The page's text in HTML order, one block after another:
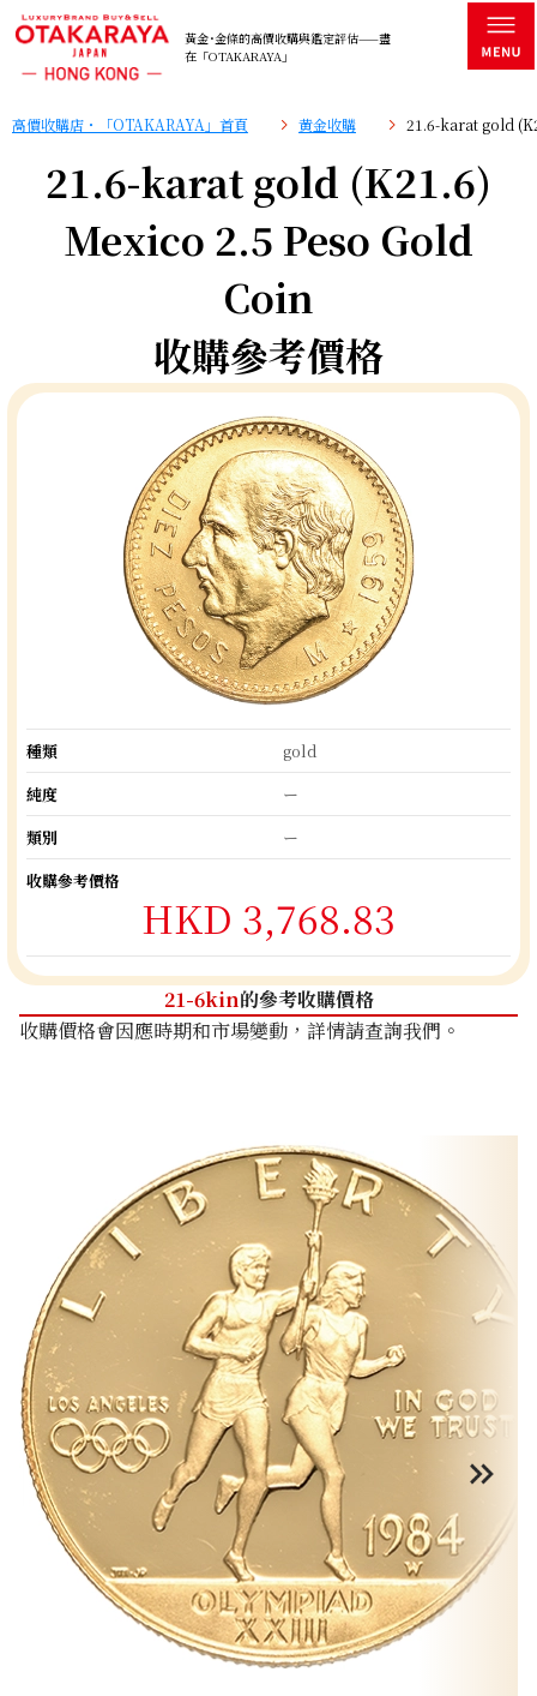
黃金･金條的高價收購與鑑定評估——盡
在「OTAKARAYA」
高價收購店・「OTAKARAYA」首頁 黄金收購 21.6-karat gold
21.6-karat gold (K21.6)
Mexico 2.5 Peso Gold
Coin
收購參考價格
種類
gold
純度
ー
類別
ー
收購參考價格
HKD 3,768.83
21-6kin的參考收購價格
收購價格會因應時期和市場變動，詳情請查詢我們。